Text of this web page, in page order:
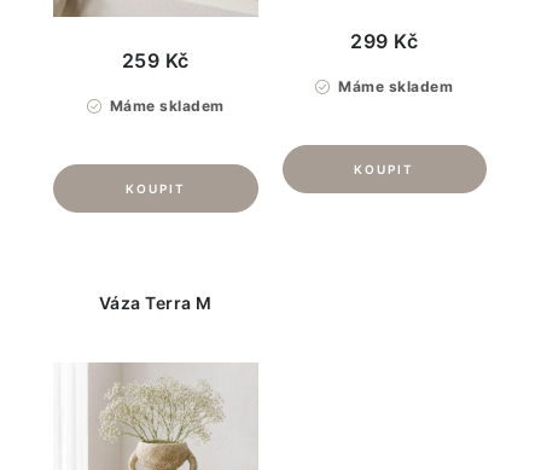
Máme skladem
259 Kč
Máme skladem
299 Kč
Váza Terra M